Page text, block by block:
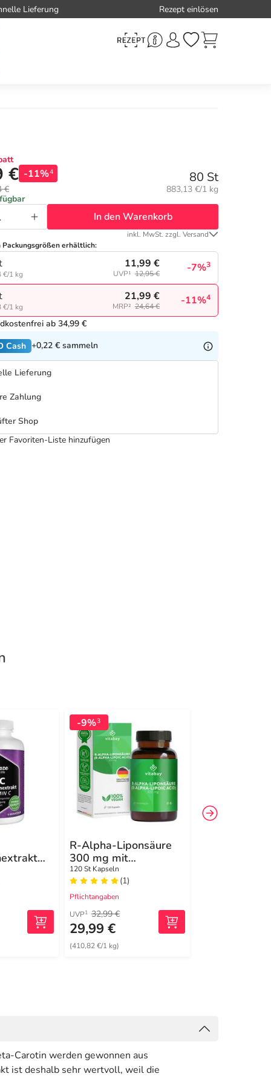
Lieferung Rezept einlösen
€ -11%4
€
80 St
Grundpreis:
883,13 €/1 kg
In den Warenkorb
inkl. MwSt. zzgl. Versand
Packungsgrößen erhältlich:
€/1 kg
11,99 €
UVP¹ 12,95 € -7%3
€/1 kg
21,99 €
MRP² 24,64 € -11%4
ab 34,99 €
Cash +0,22 € sammeln
Lieferung
Zahlung
Shop
Favoriten-Liste hinzufügen
Vitamin
-9%3
R-Alpha-Liponsäure
300 mg mit
Thioctsäure Kapseln
120 St Kapseln
(1)
Pflichtangaben
UVP1 32,99 €
29,99 €
(410,82 €/1 kg)
Carotin werden gewonnen aus
ist deshalb sehr wertvoll, weil die